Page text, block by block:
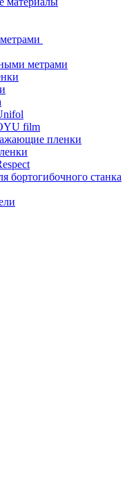
метрами
film
пленки
бортогибочного станка